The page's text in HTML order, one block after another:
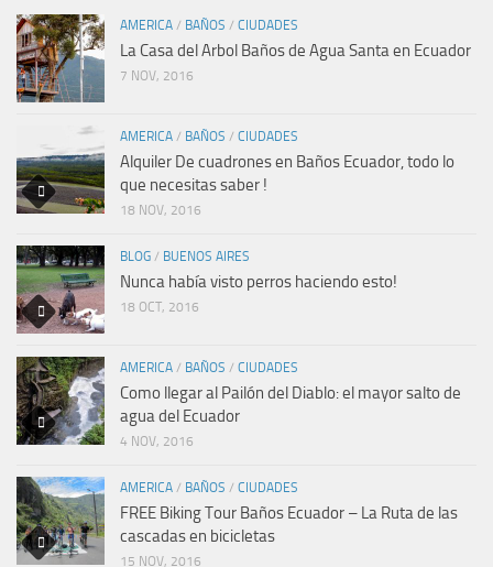
AMERICA / BAÑOS / CIUDADES
La Casa del Arbol Baños de Agua Santa en Ecuador
7 NOV, 2016
AMERICA / BAÑOS / CIUDADES
Alquiler De cuadrones en Baños Ecuador, todo lo
que necesitas saber !
18 NOV, 2016
BLOG / BUENOS AIRES
Nunca había visto perros haciendo esto!
18 OCT, 2016
AMERICA / BAÑOS / CIUDADES
Como llegar al Pailón del Diablo: el mayor salto de
agua del Ecuador
4 NOV, 2016
AMERICA / BAÑOS / CIUDADES
FREE Biking Tour Baños Ecuador – La Ruta de las
cascadas en bicicletas
15 NOV, 2016